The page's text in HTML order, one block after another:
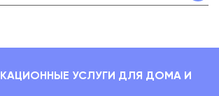
УСЛУГИ ДЛЯ ДОМА И